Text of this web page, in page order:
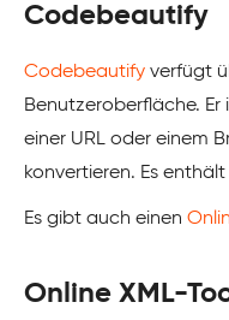
Codebeautify
Codebeautify verfügt
Benutzeroberfläche.
einer URL oder einem
konvertieren. Es
Es gibt auch einen
Online XML-